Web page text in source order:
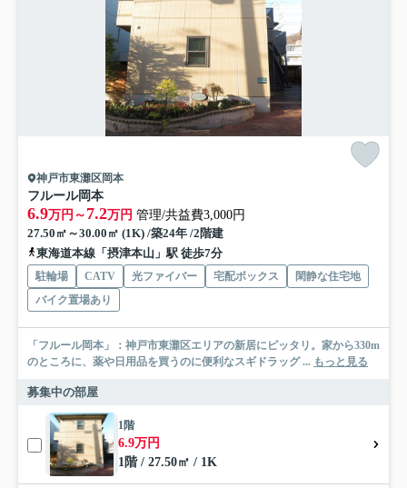
神戸市東灘区岡本
フルール岡本
6.9万円～ 7.2万円 管理/共益費3,000円
27.50㎡～30.00㎡ (1K) /築24年 /2階建
東海道本線「摂津本山」駅 徒歩7分
駐輪場 CATV 光ファイバー 宅配ボックス
閑静な住宅地
バイク置場あり
「フルール岡本」：神戸市東灘区エリアの新居にピッタリ。家から330m
のところに、薬や日用品を買うのに便利なスギドラッグ ... もっと見る
募集中の部屋
1階
6.9万円
1階 / 27.50㎡ / 1K